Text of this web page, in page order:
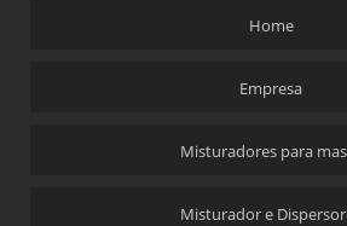
Home
Empresa
Misturadores para
Misturador e